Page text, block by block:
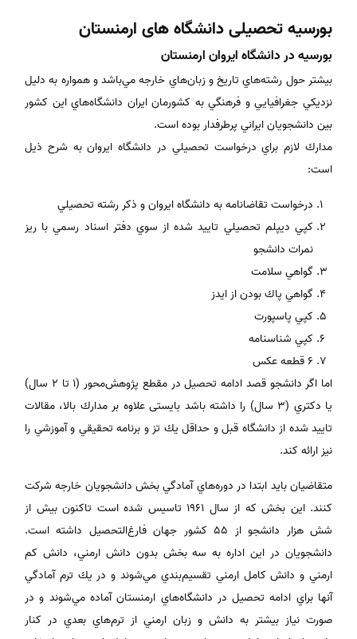
بورسیه تحصیلی دانشگاه های ارمنستان
بورسيه در دانشگاه ايروان ارمنستان
بيشتر حول رشته‌هاي تاريخ و زبان‌هاي خارجه مي‌باشد و همواره به دليل
نزديكي جغرافيايي و فرهنگي به كشورمان ايران دانشگاه‌هاي اين كشور
بين دانشجويان ايراني پرطرفدار بوده است.
مدارك لازم براي درخواست تحصيلي در دانشگاه ايروان به شرح ذيل
است:
درخواست تقاضانامه به دانشگاه ايروان و ذكر رشته تحصيلي
كپي ديپلم تحصيلي تاييد شده از سوي دفتر اسناد رسمي با ريز
نمرات دانشجو
گواهي سلامت
گواهي پاك بودن از ايدز
كپي پاسپورت
كپي شناسنامه
6 قطعه عكس
اما اگر دانشجو قصد ادامه تحصيل در مقطع پژوهش‌محور (1 تا 2 سال)
يا دكتري (3 سال) را داشته باشد بایستی علاوه بر مدارك بالا، مقالات
تاييد شده از دانشگاه قبل و حداقل يك تز و برنامه تحقيقي و آموزشي را
نيز ارائه كند.
متقاضيان بايد ابتدا در دوره‌هاي آمادگي بخش دانشجويان خارجه شركت
كنند. اين بخش كه از سال 1961 تاسيس شده است تاكنون بيش از
شش هزار دانشجو از 55 كشور جهان فارغ‌التحصيل داشته است.
دانشجويان در اين اداره به سه بخش بدون دانش ارمني، دانش كم
ارمني و دانش كامل ارمني تقسيم‌بندي مي‌شوند و در يك ترم آمادگي
آنها براي ادامه تحصيل در دانشگاه‌هاي ارمنستان آماده مي‌شوند و در
صورت نياز بيشتر به دانش و زبان ارمني از ترم‌هاي بعدي در كنار